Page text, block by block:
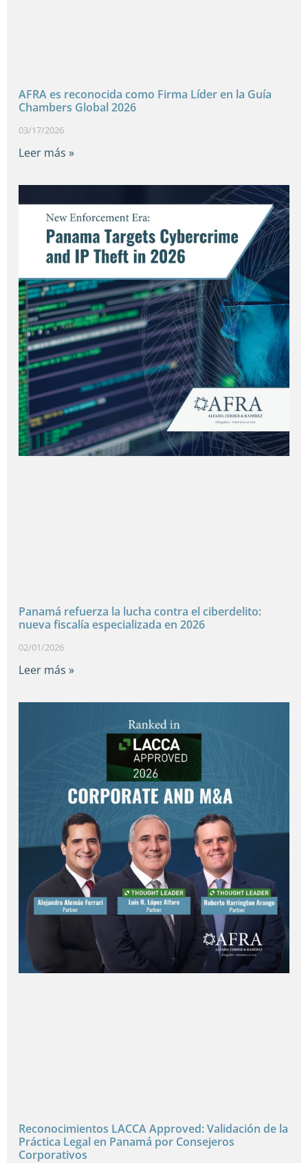
AFRA es reconocida como Firma Líder en la Guía
Chambers Global 2026
03/17/2026
Leer más »
Panamá refuerza la lucha contra el ciberdelito:
nueva fiscalía especializada en 2026
02/01/2026
Leer más »
Reconocimientos LACCA Approved: Validación de la
Práctica Legal en Panamá por Consejeros
Corporativos